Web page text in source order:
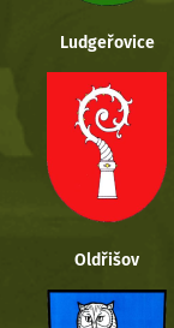
Ludgeřovice
Oldřišov